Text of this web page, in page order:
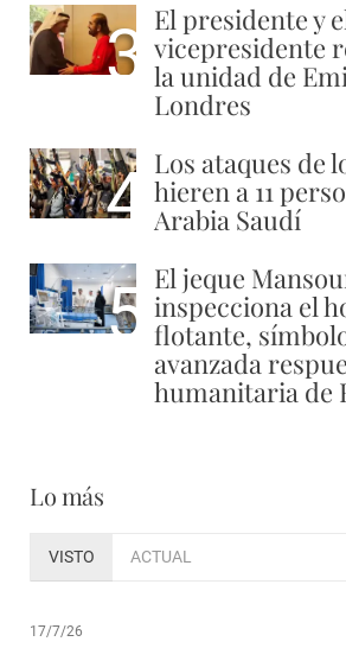
3 El presidente y
vicepresidente
la unidad de
Londres
4 Los ataques de
hieren a 11
Arabia Saudí
5 El jeque
inspecciona el
flotante,
avanzada
humanitaria de
Lo más
VISTO ACTUAL
17/7/26